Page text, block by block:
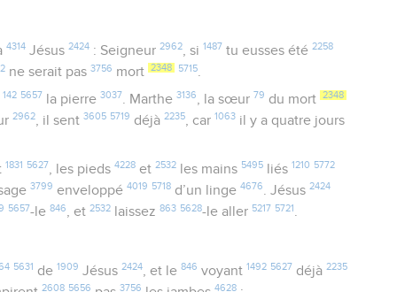
4314Jésus 2424: Seigneur 2962, si 1487 tu eusses été 2258
ne serait pas3756 mort 2348 5715.
142 5657 la pierre 3037 . Marthe 3136 , la sœur 79 du mort 2348
2962, il sent3605 5719 déjà2235, car 1063 il y a quatre jours
1831 5627 , les pieds 4228et 2532les mains 5495liés 1210 5772
3799 enveloppé4019 5718 d’un linge4676. Jésus2424
5657-le846, et2532 laissez863 5628-le aller 5217 5721.
5631 de 1909 Jésus 2424, et le 846 voyant 1492 5627 déjà 2235
2608 5656 3756 4628